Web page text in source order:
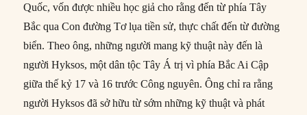
Quốc, vốn được nhiều học giả cho rằng đến từ phía Tây
Bắc qua Con đường Tơ lụa tiền sử, thực chất đến từ đường
biển. Theo ông, những người mang kỹ thuật này đến là
người Hyksos, một dân tộc Tây Á trị vì phía Bắc Ai Cập
giữa thế kỷ 17 và 16 trước Công nguyên. Ông chỉ ra rằng
người Hyksos đã sở hữu từ sớm những kỹ thuật và phát